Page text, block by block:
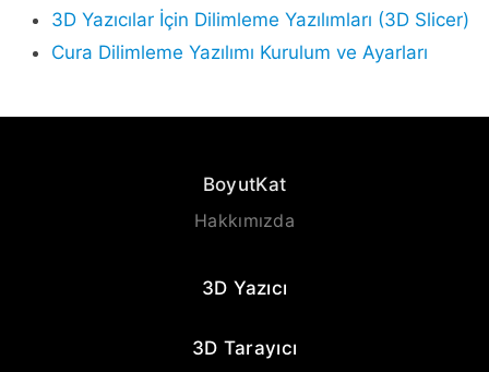
3D Yazıcılar İçin Dilimleme Yazılımları (3D Slicer)
Cura Dilimleme Yazılımı Kurulum ve Ayarları
BoyutKat
Hakkımızda
3D Yazıcı
3D Tarayıcı